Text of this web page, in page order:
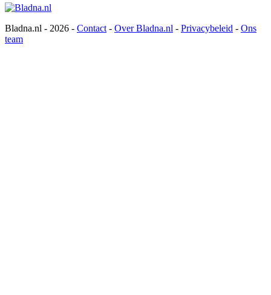
Bladna.nl - 2026 - Contact - Over Bladna.nl - Privacybeleid - Ons
team